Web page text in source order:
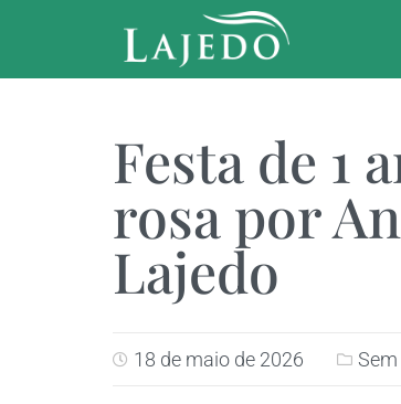
Festa de 1
rosa por
Lajedo
18 de maio de 2026